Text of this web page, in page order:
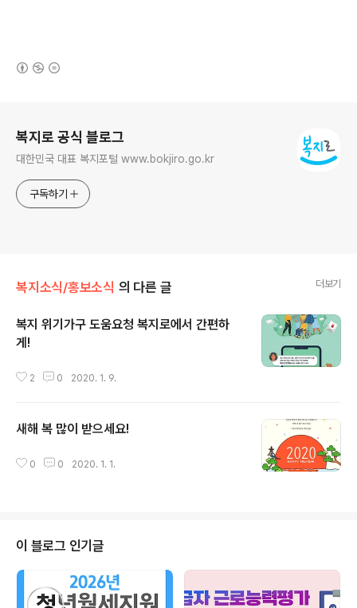
복지로 공식 블로그
대한민국 대표 복지포털 www.bokjiro.go.kr
구독하기
복지소식/홍보소식 의 다른 글 더보기
복지 위기가구 도움요청 복지로에서 간편하
게!
2 0 2020. 1. 9.
새해 복 많이 받으세요!
0 0 2020. 1. 1.
이 블로그 인기글